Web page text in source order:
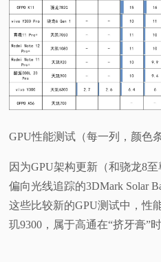
GPU性能测试（每一列，颜色
因为GPU架构更新（和骁龙8
偏向光线追踪的3DMark Solar
这些比较新的GPU测试中，性
玑9300，属于高通在“挤牙膏”